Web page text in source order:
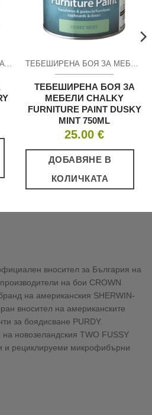
БОЯ ЗА ВСИЧКО В ГРАДИНАТА
ТЕБЕШИРЕНА БОЯ ЗА
МЕБЕЛИ CHALKY
FURNITURE PAINT DUSKY
MINT 750ML
25.00 €
ДОБАВЯНЕ В
КОЛИЧКАТА
вносител за България на
на бои CROWN
на американския SHERWIN-
вносител на американските
за боядисване PURDY.
новозеландския TWO FUSSY
и рециклируеми микрофибърни